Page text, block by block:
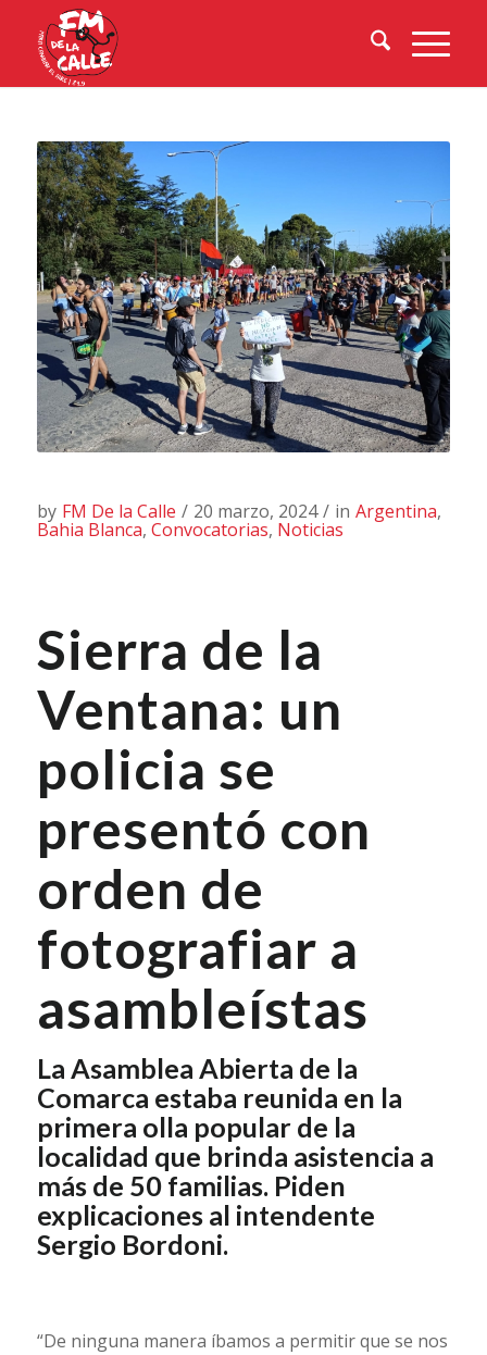
by FM De la Calle / 20 marzo, 2024 / in Argentina,
Bahia Blanca, Convocatorias, Noticias
Sierra de la
Ventana: un
policia se
presentó con
orden de
fotografiar a
asambleístas
La Asamblea Abierta de la
Comarca estaba reunida en la
primera olla popular de la
localidad que brinda asistencia a
más de 50 familias. Piden
explicaciones al intendente
Sergio Bordoni.
“De ninguna manera íbamos a permitir que se nos